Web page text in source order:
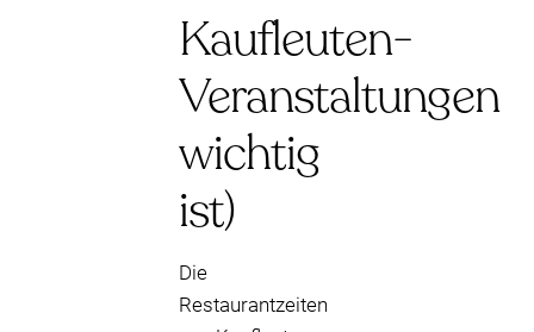
Kaufleuten-
Veranstaltungen
wichtig
ist)
Die
Restaurantzeiten